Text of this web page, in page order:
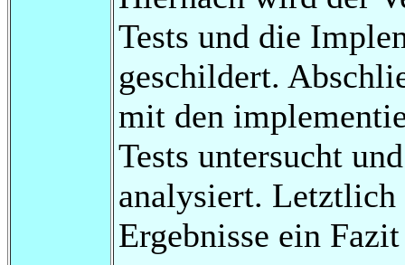
Tests und die
geschildert.
mit den
Tests untersucht
analysiert. Letztlich
Ergebnisse ein